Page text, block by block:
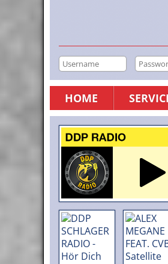
HOME